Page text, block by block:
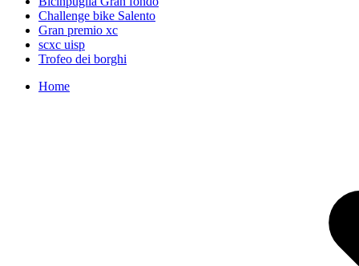
Challenge bike Salento
Gran premio xc
scxc uisp
Trofeo dei borghi
Home